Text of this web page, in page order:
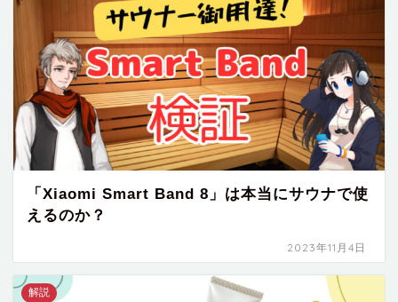
「Xiaomi Smart Band 8」は本当にサウナで使
えるのか？
2023年11月4日
解説